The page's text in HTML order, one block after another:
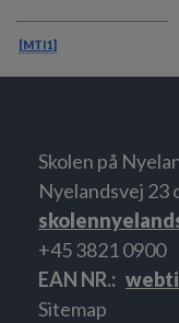
[MTI1]
Skolen på
Nyelandsvej 23
+45 3821 0900
EAN NR.
Sitemap